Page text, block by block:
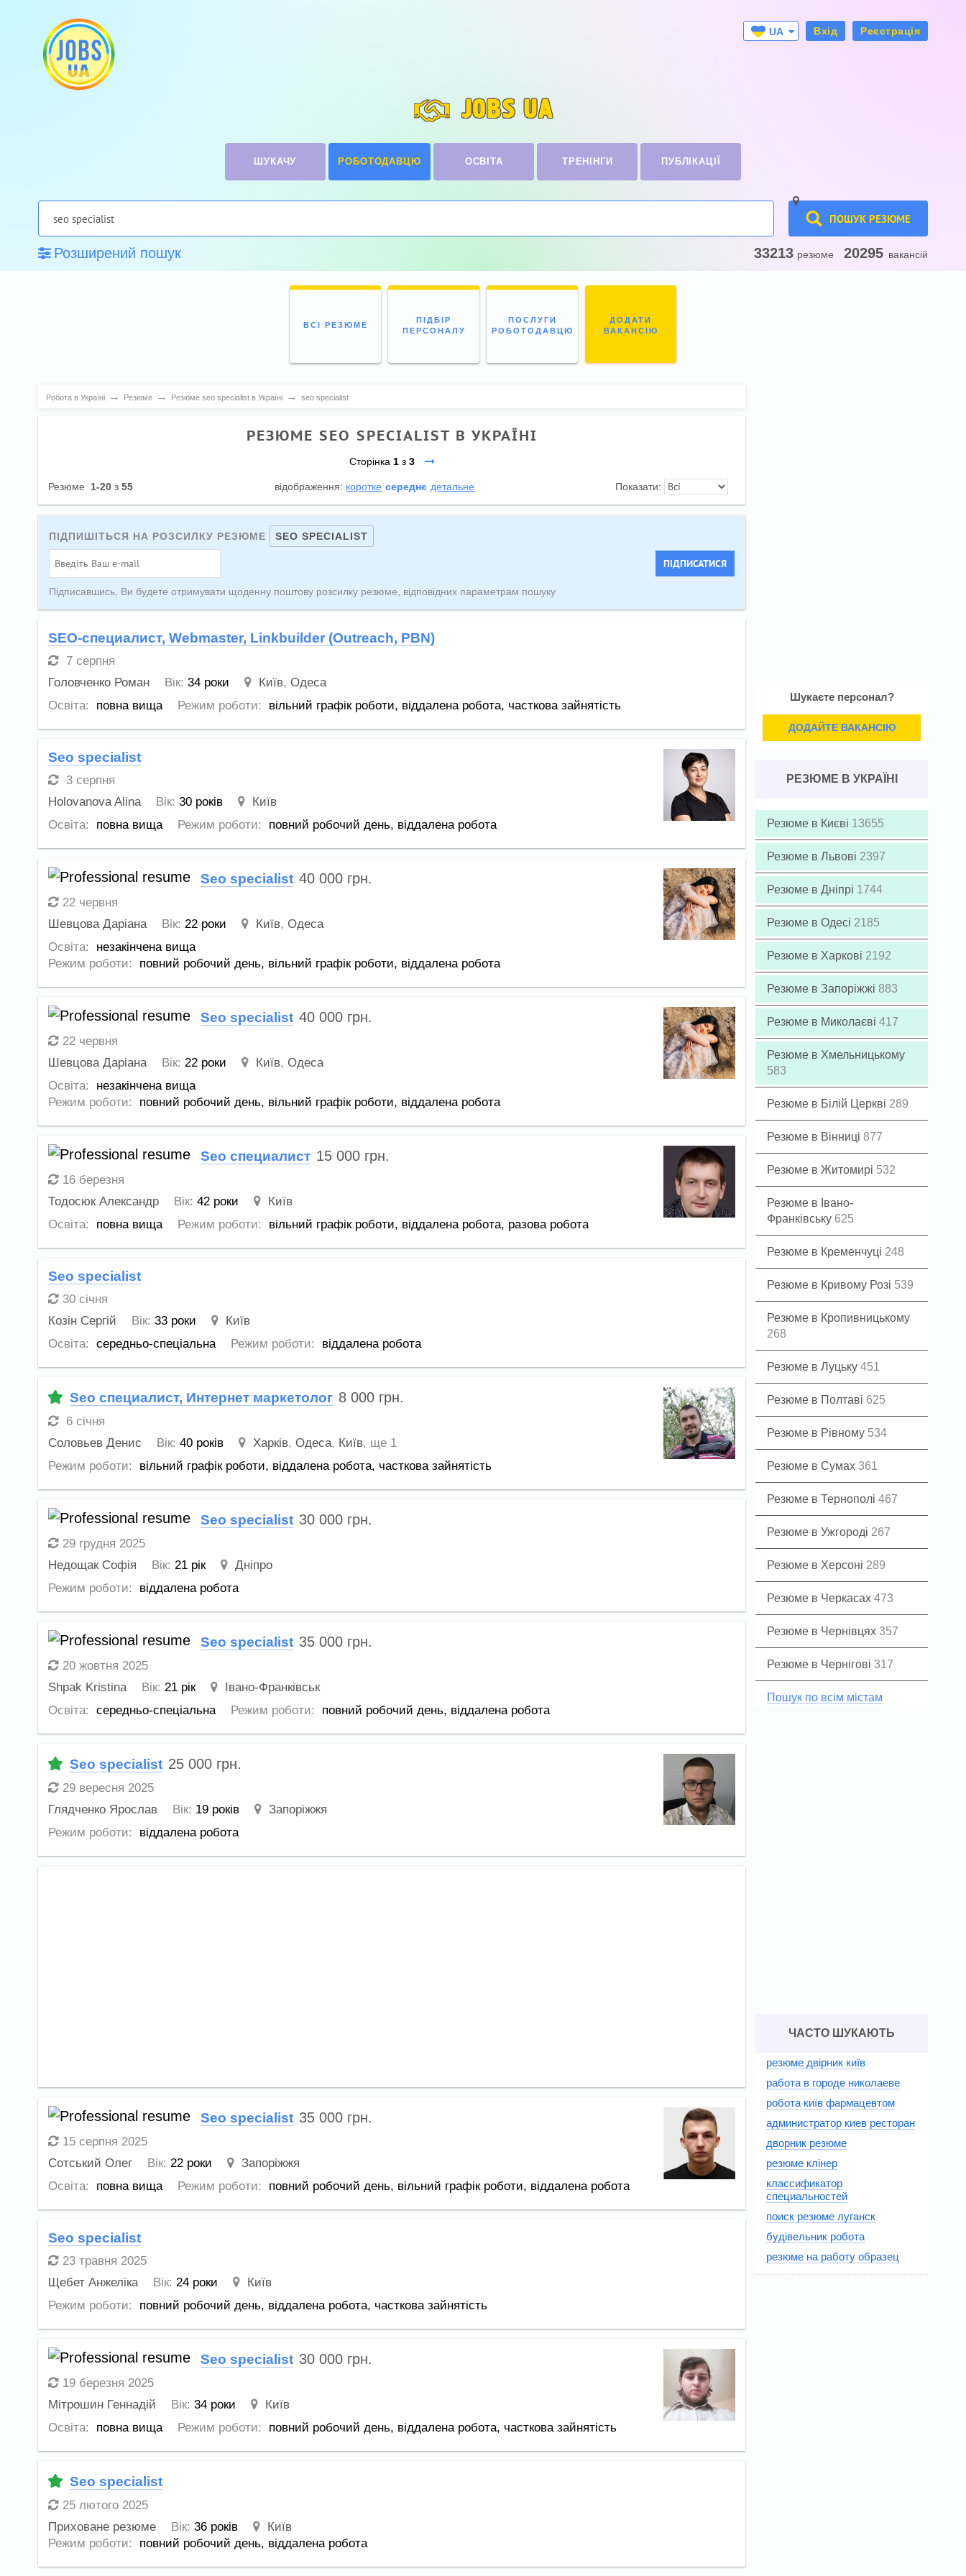
UA
Вхід Реєстрація
JOBS UA
ШУКАЧУ РОБОТОДАВЦЮ ОСВІТА ТРЕНІНГИ ПУБЛІКАЦІЇ
ПОШУК РЕЗЮМЕ
Розширений пошук 33213 резюме 20295 вакансій
ВСІ РЕЗЮМЕ
ПІДБІР
ПЕРСОНАЛУ
ПОСЛУГИ
РОБОТОДАВЦЮ
ДОДАТИ
ВАКАНСІЮ
Робота в Україні → Резюме → Резюме seo specialist в Україні → seo specialist
РЕЗЮМЕ SEO SPECIALIST В УКРАЇНІ
Сторінка 1з 3
Резюме 1-20 з 55 відображення: коротке середнє детальне Показати:
ПІДПИШІТЬСЯ НА РОЗСИЛКУ РЕЗЮМЕ SEO SPECIALIST
ПІДПИСАТИСЯ
Підписавшись, Ви будете отримувати щоденну поштову розсилку резюме, відповідних параметрам пошуку
SEO-специалист, Webmaster, Linkbuilder (Outreach, PBN)
7 серпня
Головченко Роман
Вік: 34 роки Київ, Одеса
Освіта:
повна вища Режим роботи: вільний графік роботи, віддалена робота, часткова зайнятість
Seo specialist
3 серпня
Holovanova Alina
Вік: 30 років
Київ
Освіта:
повна вища Режим роботи: повний робочий день, віддалена робота
Seo specialist 40 000 грн.
22 червня
Шевцова Даріана
Вік: 22 роки Київ, Одеса
Освіта:
незакінчена вища
Режим роботи:
повний робочий день, вільний графік роботи, віддалена робота
Seo specialist 40 000 грн.
22 червня
Шевцова Даріана
Вік: 22 роки Київ, Одеса
Освіта:
незакінчена вища
Режим роботи:
повний робочий день, вільний графік роботи, віддалена робота
Seo специалист 15 000 грн.
16 березня
Тодосюк Александр
Вік: 42 роки
Київ
Освіта:
повна вища Режим роботи: вільний графік роботи, віддалена робота, разова робота
Seo specialist
30 січня
Козін Сергій
Вік: 33 роки
Київ
Освіта:
середньо-спеціальна Режим роботи: віддалена робота
Seo специалист, Интернет маркетолог 8 000 грн.
6 січня
Соловьев Денис
Вік: 40 років Харків, Одеса, Київ, ще 1
Режим роботи:
вільний графік роботи, віддалена робота, часткова зайнятість
Seo specialist 30 000 грн.
29 грудня 2025
Недощак Софія
Вік: 21 рік
Дніпро
Режим роботи:
віддалена робота
Seo specialist 35 000 грн.
20 жовтня 2025
Shpak Kristina
Вік: 21 рік
Івано-Франківськ
Освіта:
середньо-спеціальна Режим роботи: повний робочий день, віддалена робота
Seo specialist 25 000 грн.
29 вересня 2025
Глядченко Ярослав
Вік: 19 років
Запоріжжя
Режим роботи:
віддалена робота
Seo specialist 35 000 грн.
15 серпня 2025
Сотський Олег
Вік: 22 роки
Запоріжжя
Освіта:
повна вища Режим роботи: повний робочий день, вільний графік роботи, віддалена робота
Seo specialist
23 травня 2025
Щебет Анжеліка
Вік: 24 роки
Київ
Режим роботи:
повний робочий день, віддалена робота, часткова зайнятість
Seo specialist 30 000 грн.
19 березня 2025
Мітрошин Геннадій
Вік: 34 роки
Київ
Освіта:
повна вища Режим роботи: повний робочий день, віддалена робота, часткова зайнятість
Seo specialist
25 лютого 2025
Приховане резюме
Вік: 36 років
Київ
Режим роботи:
повний робочий день, віддалена робота
Шукаєте персонал?
ДОДАЙТЕ ВАКАНСІЮ
РЕЗЮМЕ В УКРАЇНІ
Резюме в Києві 13655
Резюме в Львові 2397
Резюме в Дніпрі 1744
Резюме в Одесі 2185
Резюме в Харкові 2192
Резюме в Запоріжжі 883
Резюме в Миколаєві 417
Резюме в Хмельницькому
583
Резюме в Білій Церкві 289
Резюме в Вінниці 877
Резюме в Житомирі 532
Резюме в Івано-
Франківську 625
Резюме в Кременчуці 248
Резюме в Кривому Розі 539
Резюме в Кропивницькому
268
Резюме в Луцьку 451
Резюме в Полтаві 625
Резюме в Рівному 534
Резюме в Сумах 361
Резюме в Тернополі 467
Резюме в Ужгороді 267
Резюме в Херсоні 289
Резюме в Черкасах 473
Резюме в Чернівцях 357
Резюме в Чернігові 317
Пошук по всім містам
ЧАСТО ШУКАЮТЬ
резюме двірник київ
работа в городе николаеве
робота київ фармацевтом
администратор киев ресторан
дворник резюме
резюме клінер
классификатор
специальностей
поиск резюме луганск
будівельник робота
резюме на работу образец